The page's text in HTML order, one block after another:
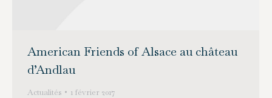
American Friends of Alsace au château
d’Andlau
Actualités 1 février 2017